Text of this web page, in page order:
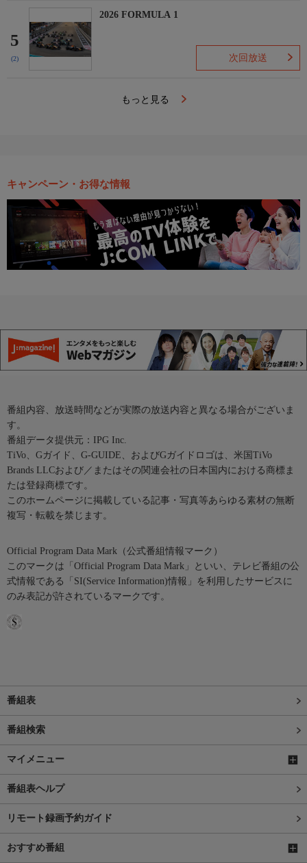
5
(2)
2026 FORMULA 1
次回放送
もっと見る
キャンペーン・お得な情報
番組内容、放送時間などが実際の放送内容と異なる場合がございま
す。
番組データ提供元：IPG Inc.
TiVo、Gガイド、G-GUIDE、およびGガイドロゴは、米国TiVo
Brands LLCおよび／またはその関連会社の日本国内における商標ま
たは登録商標です。
このホームページに掲載している記事・写真等あらゆる素材の無断
複写・転載を禁じます。
Official Program Data Mark（公式番組情報マーク）
このマークは「Official Program Data Mark」といい、テレビ番組の公
式情報である「SI(Service Information)情報」を利用したサービスに
のみ表記が許されているマークです。
番組表
番組検索
マイメニュー
番組表ヘルプ
リモート録画予約ガイド
おすすめ番組